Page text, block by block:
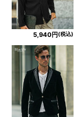
5,940円 (税込)